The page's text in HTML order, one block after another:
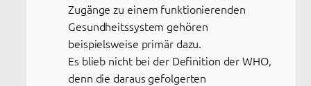
Zugänge zu einem funktionierenden
Gesundheitssystem gehören
beispielsweise primär dazu.
Es blieb nicht bei der Definition der WHO,
denn die daraus gefolgerten